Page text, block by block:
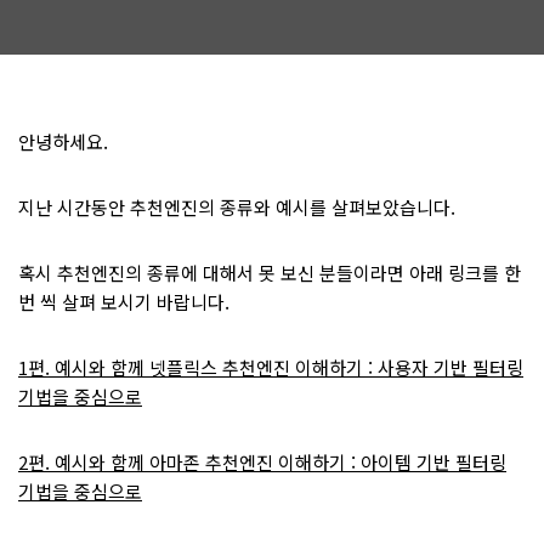
안녕하세요.
지난 시간동안 추천엔진의 종류와 예시를 살펴보았습니다.
혹시 추천엔진의 종류에 대해서 못 보신 분들이라면 아래 링크를 한
번 씩 살펴 보시기 바랍니다.
1편. 예시와 함께 넷플릭스 추천엔진 이해하기 : 사용자 기반 필터링
기법을 중심으로
2편. 예시와 함께 아마존 추천엔진 이해하기 : 아이템 기반 필터링
기법을 중심으로